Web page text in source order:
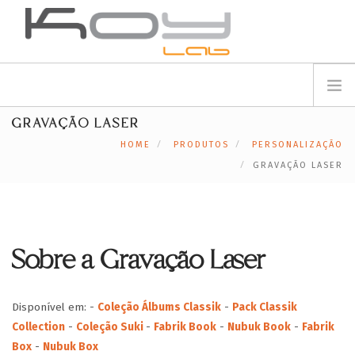
REGISTE-SE
SOBRE NÓS
SERVIÇOS🟠
SUPORTE
GRAVAÇÃO LASER
HOME PRODUTOS
PERSONALIZAÇÃO
GRAVAÇÃO LASER
Sobre a Gravação Laser
Disponível em: - Coleção Álbums Classik - Pack Classik
Collection - Coleção Suki - Fabrik Book - Nubuk Book - Fabrik
Box - Nubuk Box